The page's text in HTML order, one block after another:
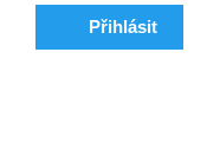
Přihlásit